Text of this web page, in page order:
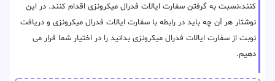
کنند،نسبت به گرفتن سفارت ایالات فدرال میکرونزی اقدام کنند. در این
نوشتار هر آن چه باید در رابطه با سفارت ایالات فدرال میکرونزی و دریافت
نوبت از سفارت ایالات فدرال میکرونزی بدانید را در اختیار شما قرار می
دهیم.